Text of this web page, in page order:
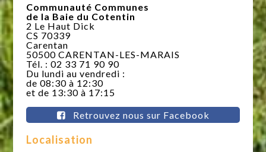
Communauté Communes
de la Baie du Cotentin
2 Le Haut Dick
CS 70339
Carentan
50500 CARENTAN-LES-MARAIS
Tél. : 02 33 71 90 90
Du lundi au vendredi :
de 08:30 à 12:30
et de 13:30 à 17:15
Retrouvez nous sur Facebook
Localisation